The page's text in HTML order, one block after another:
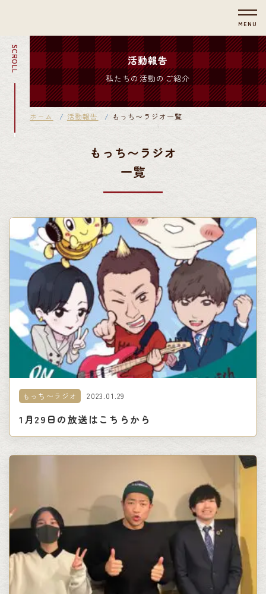
MENU
SCROLL 活動報告
私たちの活動のご紹介
ホーム 活動報告 もっち〜ラジオ一覧
もっち〜ラジオ
一覧
もっち〜ラジオ 2023.01.29
1月29日の放送はこちらから